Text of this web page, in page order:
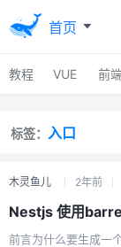
首页
教程 VUE 前
标签： 入口
木灵鱼儿 2年前
前言为什么要生成一